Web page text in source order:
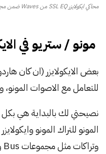
محاكي ايكولايزر SSL EQ من Waves ضمن مجموعة SSL Collection له نسختين ستريو/مونو
مونو / ستريو في
بعض الايكولايزر (ان كان
للتعامل مع الاصوات
نصيحتي لك بالبداية هي بكل
المونو للتراك المونو